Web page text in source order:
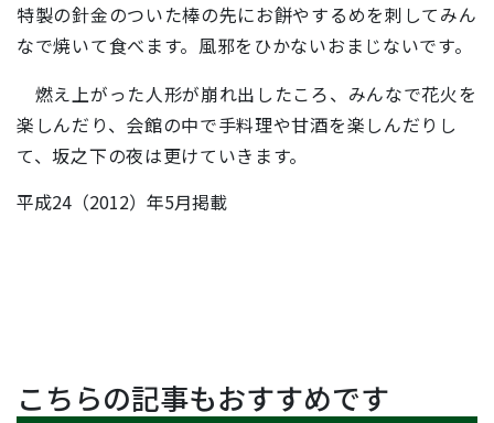
特製の針金のついた棒の先にお餅やするめを刺してみん
なで焼いて食べます。風邪をひかないおまじないです。
燃え上がった人形が崩れ出したころ、みんなで花火を
楽しんだり、会館の中で手料理や甘酒を楽しんだりし
て、坂之下の夜は更けていきます。
平成24（2012）年5月掲載
こちらの記事もおすすめです